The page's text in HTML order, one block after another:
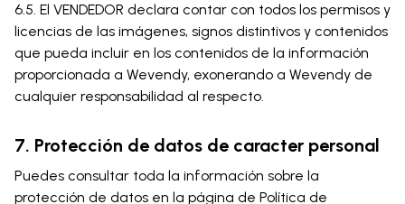
6.5. El VENDEDOR declara contar con todos los permisos y
licencias de las imágenes, signos distintivos y contenidos
que pueda incluir en los contenidos de la información
proporcionada a Wevendy, exonerando a Wevendy de
cualquier responsabilidad al respecto.
7. Protección de datos de caracter personal
Puedes consultar toda la información sobre la
protección de datos en la página de Política de